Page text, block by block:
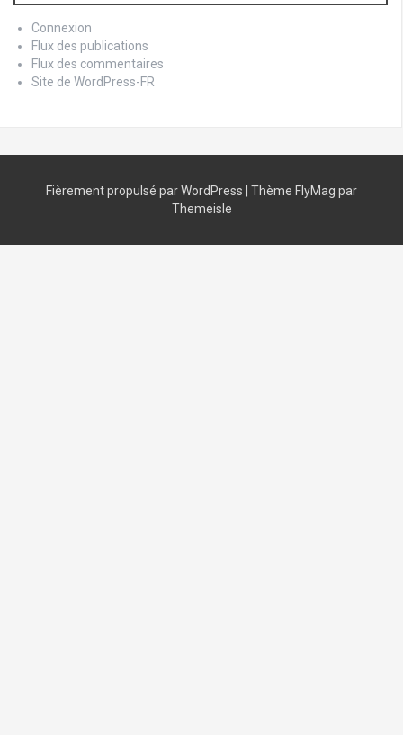
Connexion
Flux des publications
Flux des commentaires
Site de WordPress-FR
Fièrement propulsé par WordPress Thème FlyMag par
Themeisle